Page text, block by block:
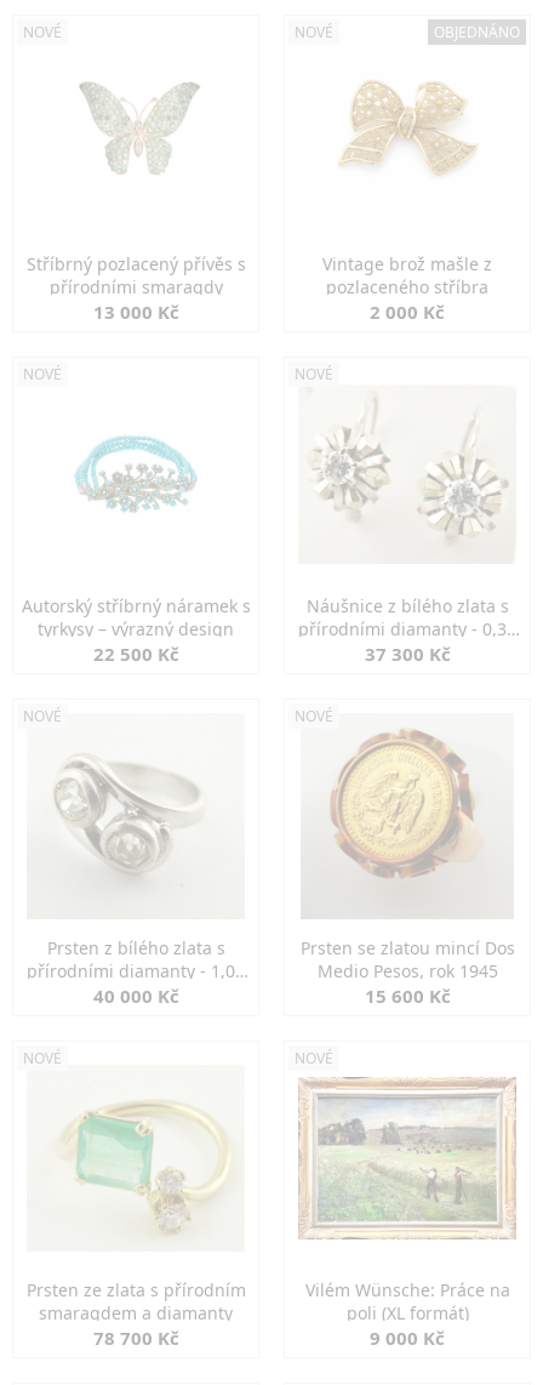
NOVÉ
Stříbrný pozlacený přívěs s
přírodními smaragdy
13 000 Kč
NOVÉ OBJEDNÁNO
Vintage brož mašle z
pozlaceného stříbra
2 000 Kč
NOVÉ
Autorský stříbrný náramek s
tyrkysy – výrazný design
22 500 Kč
NOVÉ
Náušnice z bílého zlata s
přírodními diamanty - 0,30
ct
37 300 Kč
NOVÉ
Prsten z bílého zlata s
přírodními diamanty - 1,00
ct
40 000 Kč
NOVÉ
Prsten se zlatou mincí Dos
Medio Pesos, rok 1945
15 600 Kč
NOVÉ
Prsten ze zlata s přírodním
smaragdem a diamanty
78 700 Kč
NOVÉ
Vilém Wünsche: Práce na
poli (XL formát)
9 000 Kč